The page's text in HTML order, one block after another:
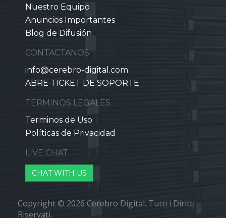
Nuestro Equipo
Anuncios Importantes
Blog de Difusión
CONTACTANOS
info@cerebro-digital.com
ABRE TICKET DE SOPORTE
TERMINOS LEGALES
Terminos de Uso
Políticas de Privacidad
LIVE CHAT
CHAT WITH US
Copyright © 2026 Cerebro Digital. Tutti i Diritti
Riservati.